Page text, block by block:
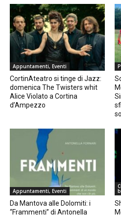
Appuntamenti, Eventi
CortinAteatro si tinge di Jazz:
domenica The Twisters whit
Alice Violato a Cortina
d’Ampezzo
Appuntamenti, Eventi
Da Mantova alle Dolomiti: i
“Frammenti” di Antonella